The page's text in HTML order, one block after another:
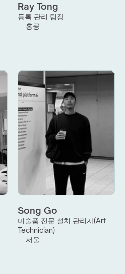
Ray Tong
등록 관리 팀장
홍콩
Song Go
미술품 전문 설치 관리자(Art
Technician)
서울